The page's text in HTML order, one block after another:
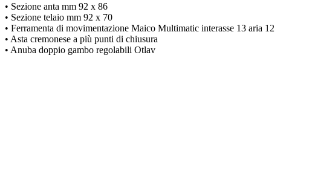
• Sezione anta mm 92 x 86
• Sezione telaio mm 92 x 70
• Ferramenta di movimentazione Maico Multimatic interasse 13 aria 12
• Asta cremonese a più punti di chiusura
• Anuba doppio gambo regolabili Otlav